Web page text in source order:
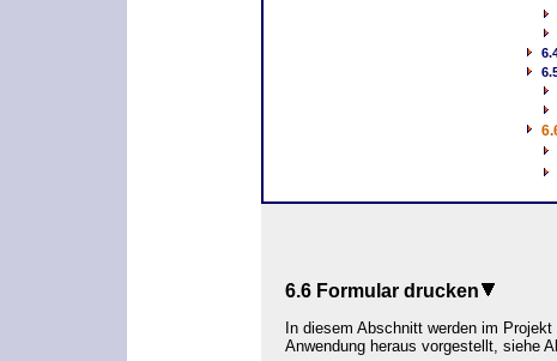
6.6 Formular drucken
In diesem Abschnitt werden im Projekt
Anwendung heraus vorgestellt, siehe